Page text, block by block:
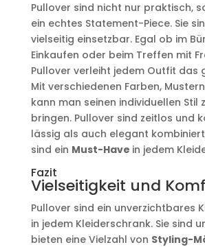
Pullover sind nicht nur praktisch,
ein echtes Statement-Piece. Sie
vielseitig einsetzbar. Egal ob im
Einkaufen oder beim Treffen mit
Pullover verleiht jedem Outfit das
Mit verschiedenen Farben,
kann man seinen individuellen Stil
bringen. Pullover sind zeitlos und
lässig als auch elegant kombiniert
sind ein Must-Have in jedem
Fazit
Vielseitigkeit und
Pullover sind ein unverzichtbares
in jedem Kleiderschrank. Sie sind
bieten eine Vielzahl von Styling-